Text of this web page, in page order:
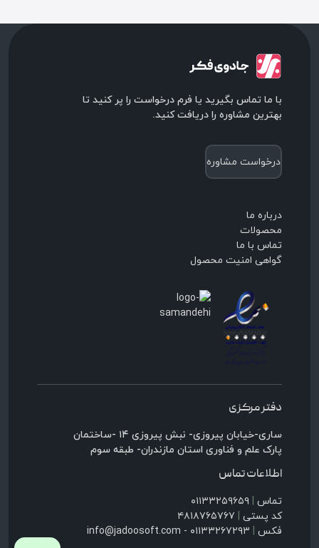
با ما تماس بگیرید یا فرم درخواست را پر کنید تا
بهترین مشاوره را دریافت کنید.
درخواست مشاوره
درباره ما
محصولات
تماس با ما
گواهی امنیت محصول
دفتر مرکزی
ساری-خیابان پیروزی- نبش پیروزی ۱۴ -ساختمان
پارک علم و فناوری استان مازندران- طبقه سوم
اطلاعات تماس
تماس | ۰۱۱۳۳۲۵۹۶۵۹
کد پستی | ۴۸۱۸۷۶۵۷۶۷
فکس | ۰۱۱۳۳۲۶۷۲۹۳ - info@jadoosoft.com